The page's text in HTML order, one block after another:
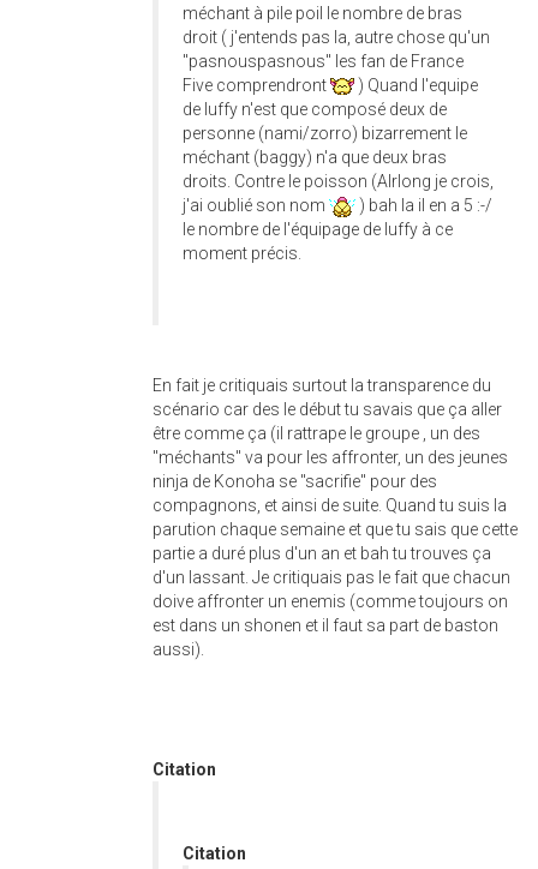
méchant à pile poil le nombre de bras
droit ( j'entends pas la, autre chose qu'un
"pasnouspasnous" les fan de France
Five comprendront
) Quand l'equipe
de luffy n'est que composé deux de
personne (nami/zorro) bizarrement le
méchant (baggy) n'a que deux bras
droits. Contre le poisson (Alrlong je crois,
j'ai oublié son nom
) bah la il en a 5 :-/
le nombre de l'équipage de luffy à ce
moment précis.
En fait je critiquais surtout la transparence du
scénario car des le début tu savais que ça aller
être comme ça (il rattrape le groupe , un des
"méchants" va pour les affronter, un des jeunes
ninja de Konoha se "sacrifie" pour des
compagnons, et ainsi de suite. Quand tu suis la
parution chaque semaine et que tu sais que cette
partie a duré plus d'un an et bah tu trouves ça
d'un lassant. Je critiquais pas le fait que chacun
doive affronter un enemis (comme toujours on
est dans un shonen et il faut sa part de baston
aussi).
Citation
Citation